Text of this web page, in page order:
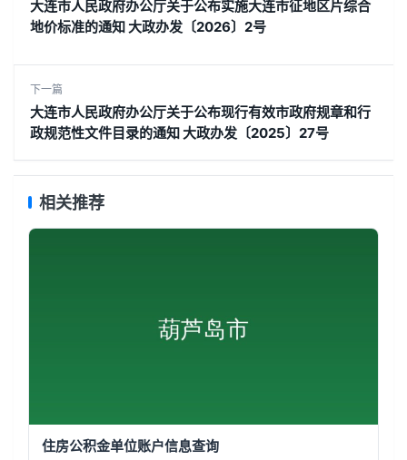
大连市人民政府办公厅关于公布实施大连市征地区片综合
地价标准的通知 大政办发〔2026〕2号
下一篇
大连市人民政府办公厅关于公布现行有效市政府规章和行
政规范性文件目录的通知 大政办发〔2025〕27号
相关推荐
住房公积金单位账户信息查询